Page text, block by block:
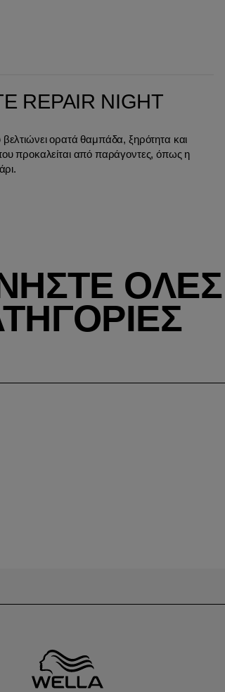
REPAIR NIGHT
ορατά θαμπάδα, ξηρότητα και
προκαλείται από παράγοντες, όπως η
ΌΛΕΣ